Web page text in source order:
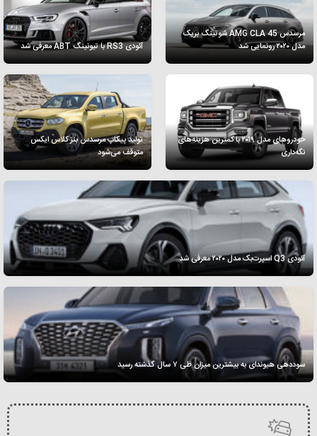
مرسدس AMG CLA 45 شوتینگ بریک
مدل ۲۰۲۰ رونمایی شد
آئودی RS3 با تیونینگ ABT معرفی شد
تولید پیکاپ مرسدس بنز کلاس ایکس
متوقف می‌شود
خودروهای مدل ۲۰۱۹ با کمترین هزینه‌های
نگه‌داری
آئودی Q3 ‌اسپرت‌بک مدل ۲۰۲۰ معرفی شد
سوددهی هیوندای به بیشترین میزان طی ۷ سال گذشته رسید